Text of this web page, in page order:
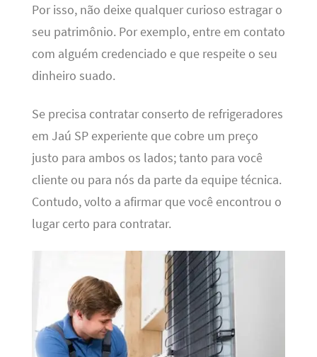
Por isso, não deixe qualquer curioso estragar o
seu patrimônio. Por exemplo, entre em contato
com alguém credenciado e que respeite o seu
dinheiro suado.
Se precisa contratar conserto de refrigeradores
em Jaú SP experiente que cobre um preço
justo para ambos os lados; tanto para você
cliente ou para nós da parte da equipe técnica.
Contudo, volto a afirmar que você encontrou o
lugar certo para contratar.